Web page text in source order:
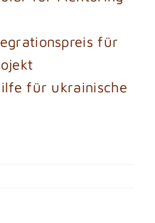
für
für ukrainische